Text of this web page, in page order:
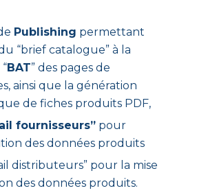
Publishing permettant
“brief catalogue” à la
BAT” des pages de
ainsi que la génération
de fiches produits PDF,
fournisseurs”pour
des données produits
distributeurs” pour la mise
des données produits.